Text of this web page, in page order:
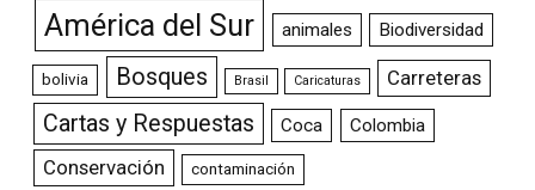
América del Sur animales Biodiversidad
bolivia Bosques Brasil Caricaturas Carreteras
Cartas y Respuestas Coca Colombia
Conservación contaminación